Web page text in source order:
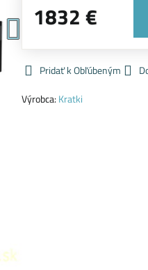
1832 €
Pridať k Obľúbeným
Výrobca: Kratki